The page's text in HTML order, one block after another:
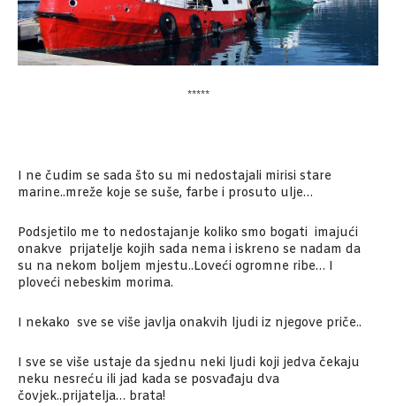
*****
I ne čudim se sada što su mi nedostajali mirisi stare
marine..mreže koje se suše, farbe i prosuto ulje…
Podsjetilo me to nedostajanje koliko smo bogati imajući
onakve prijatelje kojih sada nema i iskreno se nadam da
su na nekom boljem mjestu..Loveći ogromne ribe… I
ploveći nebeskim morima.
I nekako sve se više javlja onakvih ljudi iz njegove priče..
I sve se više ustaje da sjednu neki ljudi koji jedva čekaju
neku nesreću ili jad kada se posvađaju dva
čovjek..prijatelja… brata!